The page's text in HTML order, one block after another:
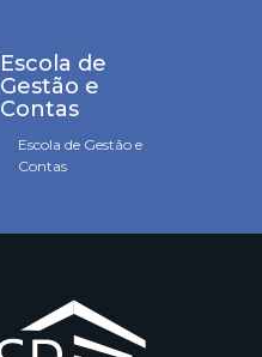
Escola de
Gestão e
Contas
Escola de Gestão e
Contas